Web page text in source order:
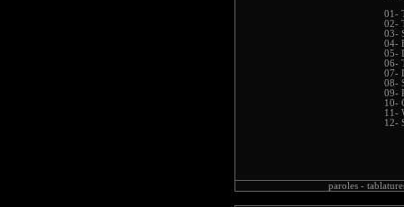
01-
02-
03-
04-
05-
06-
07-
08-
09-
10-
11-
12-
paroles -